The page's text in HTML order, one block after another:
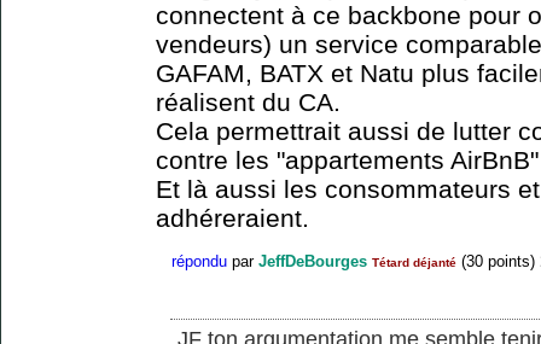
connectent à ce backbone pour
vendeurs) un service
GAFAM, BATX et Natu plus
réalisent du CA.
Cela permettrait aussi de lutter
contre les "appartements
Et là aussi les consommateurs
adhéreraient.
répondu par JeffDeBourges Tétard déjanté (30 points)